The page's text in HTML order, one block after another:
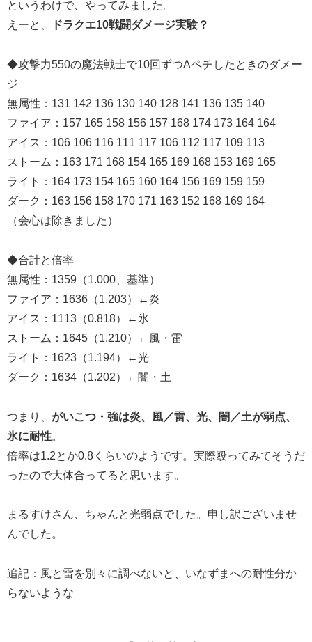
というわけで、やってみました。
えーと、
ドラクエ10戦闘ダメージ実験？
◆攻撃力550の魔法戦士で10回ずつAペチしたときのダメー
ジ
無属性：131 142 136 130 140 128 141 136 135 140
ファイア：157 165 158 156 157 168 174 173 164 164
アイス：106 106 116 111 117 106 112 117 109 113
ストーム：163 171 168 154 165 169 168 153 169 165
ライト：164 173 154 165 160 164 156 169 159 159
ダーク：163 156 158 170 171 163 152 168 169 164
（会心は除きました）
◆合計と倍率
無属性：1359（1.000、基準）
ファイア：1636（1.203）←炎
アイス：1113（0.818）←氷
ストーム：1645（1.210）←風・雷
ライト：1623（1.194）←光
ダーク：1634（1.202）←闇・土
つまり、 がいこつ・強は炎、風／雷、光、闇／土が弱点、
氷に耐性。
倍率は1.2とか0.8くらいのようです。実際殴ってみてそうだ
ったので大体合ってると思います。
まるすけさん、ちゃんと光弱点でした。申し訳ございませ
んでした。
追記：風と雷を別々に調べないと、いなずまへの耐性分か
らないような